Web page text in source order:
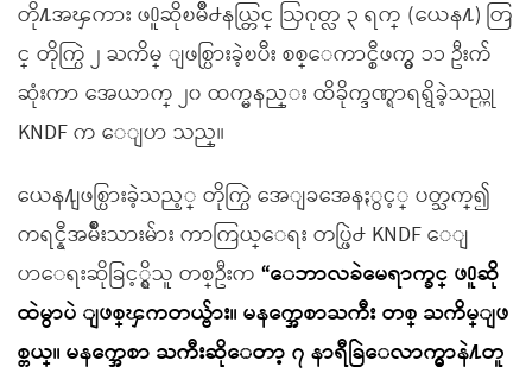
တို႔အၾကား ဖ႐ူဆိုၿမိဳ႕နယ္တြင္ ဩဂုတ္လ ၃ ရက္ (ယေန႔) တြ
င္ တိုက္ပြဲ ၂ ႀကိမ္ ျဖစ္ပြားခဲ့ၿပီး စစ္ေကာင္စီဖက္မွ ၁၁ ဦးက်
ဆုံးကာ အေယာက္ ၂၀ ထက္မနည္း ထိခိုက္ဒဏ္ရာရရွိခဲ့သည္ဟု
KNDF က ေျပာ သည္။
ယေန႔ျဖစ္ပြားခဲ့သည့္ တိုက္ပြဲ အေျခအေနႏွင့္ ပတ္သက္၍
ကရင္နီအမ်ိဳးသားမ်ား ကာကြယ္ေရး တပ္ဖြဲ႕ KNDF ေျ
ပာေရးဆိုခြင့္ရွိသူ တစ္ဦးက “ေဘာလခဲမေရာက္ခင္ ဖ႐ူဆို
ထဲမွာပဲ ျဖစ္ၾကတယ္ဗ်ား။ မနက္အေစာႀကီး တစ္ ႀကိမ္ျဖ
စ္တယ္။ မနက္အေစာ ႀကီးဆိုေတာ့ ၇ နာရီခြဲေလာက္မွာနဲ႔တူ